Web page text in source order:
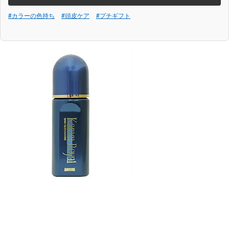
#カラーの色持ち #頭皮ケア #プチギフト